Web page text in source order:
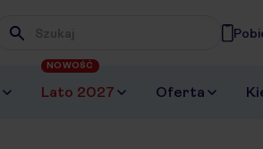
Wpisz frazę, której szukasz
Lato 2027
NOWOŚĆ
Oferta